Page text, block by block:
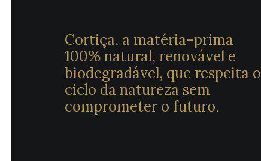
Cortiça, a matéria-prima
100% natural, renovável e
biodegradável, que respeita o
ciclo da natureza sem
comprometer o futuro.